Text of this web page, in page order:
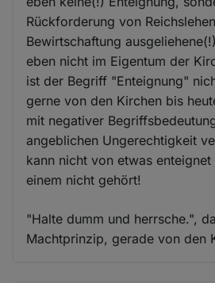
Rückforderung von
Bewirtschaftung
eben nicht im Eigentum der
ist der Begriff "Enteignung"
gerne von den Kirchen bis
mit negativer
angeblichen Ungerechtigkeit
kann nicht von etwas
einem nicht gehört!
"Halte dumm und herrsche.",
Machtprinzip, gerade von den